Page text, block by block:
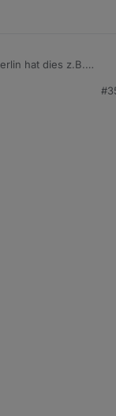
hat dies z.B.